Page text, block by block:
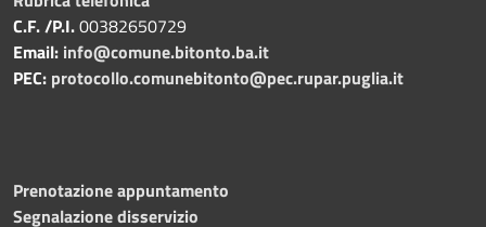
C.F. /P.I.00382650729
Email: info@comune.bitonto.ba.it
PEC: protocollo.comunebitonto@pec.rupar.puglia.it
Prenotazione appuntamento
Segnalazione disservizio